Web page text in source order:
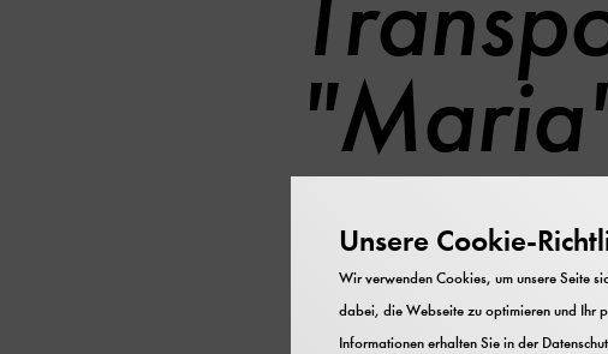
Signatur
BA-A 00016
Unsere Cookie-
Wir verwenden Cookies, um unsere Seite
dabei, die Webseite zu optimieren und Ihr
Informationen erhalten Sie in der